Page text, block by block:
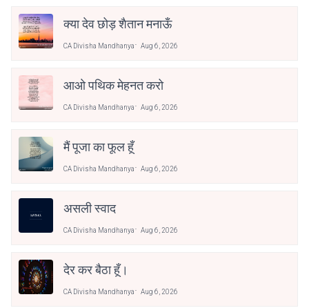
क्या देव छोड़ शैतान मनाऊँ
CA Divisha Mandhanya Aug 6, 2026
आओ पथिक मेहनत करो
CA Divisha Mandhanya Aug 6, 2026
मैं पूजा का फूल हूँ
CA Divisha Mandhanya Aug 6, 2026
असली स्वाद
CA Divisha Mandhanya Aug 6, 2026
देर कर बैठा हूँ।
CA Divisha Mandhanya Aug 6, 2026